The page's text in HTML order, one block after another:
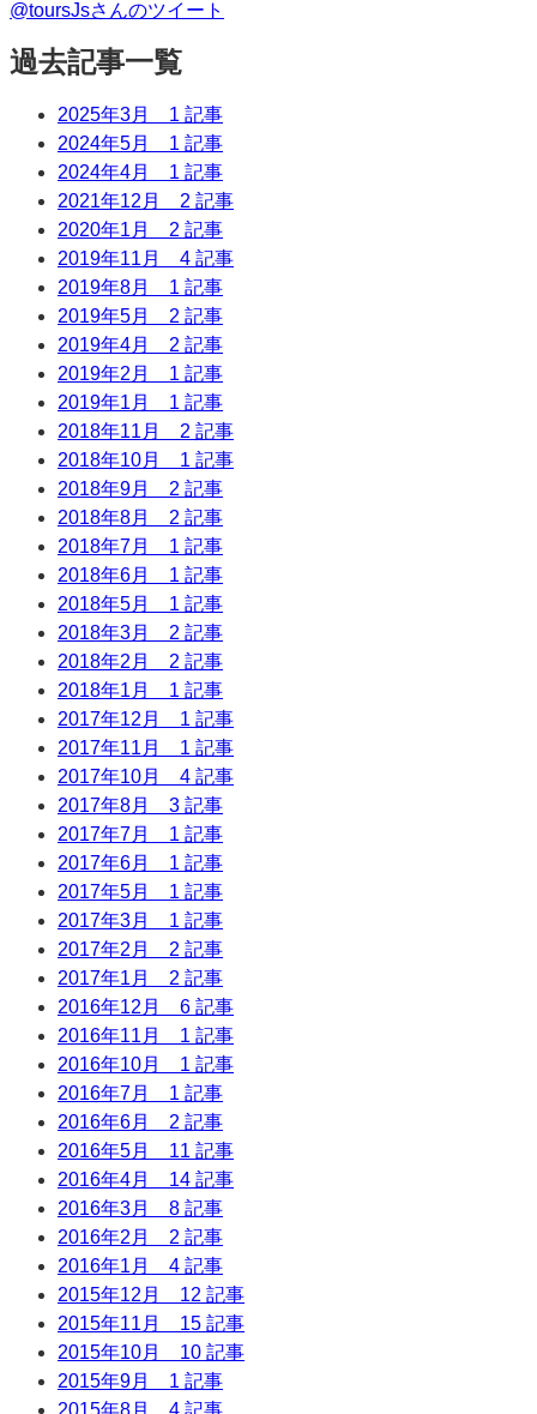
@toursJsさんのツイート
過去記事一覧
2025年3月 1 記事
2024年5月 1 記事
2024年4月 1 記事
2021年12月 2 記事
2020年1月 2 記事
2019年11月 4 記事
2019年8月 1 記事
2019年5月 2 記事
2019年4月 2 記事
2019年2月 1 記事
2019年1月 1 記事
2018年11月 2 記事
2018年10月 1 記事
2018年9月 2 記事
2018年8月 2 記事
2018年7月 1 記事
2018年6月 1 記事
2018年5月 1 記事
2018年3月 2 記事
2018年2月 2 記事
2018年1月 1 記事
2017年12月 1 記事
2017年11月 1 記事
2017年10月 4 記事
2017年8月 3 記事
2017年7月 1 記事
2017年6月 1 記事
2017年5月 1 記事
2017年3月 1 記事
2017年2月 2 記事
2017年1月 2 記事
2016年12月 6 記事
2016年11月 1 記事
2016年10月 1 記事
2016年7月 1 記事
2016年6月 2 記事
2016年5月 11 記事
2016年4月 14 記事
2016年3月 8 記事
2016年2月 2 記事
2016年1月 4 記事
2015年12月 12 記事
2015年11月 15 記事
2015年10月 10 記事
2015年9月 1 記事